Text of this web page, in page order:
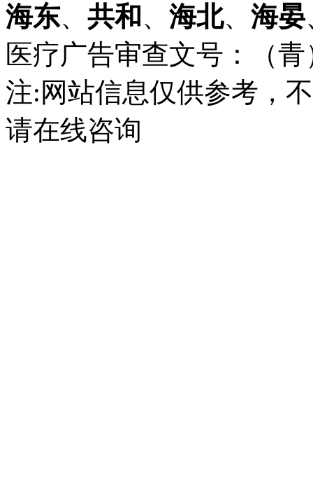
海东、 共和 、 海北、 海晏
医疗广告审查文号：（
注:网站信息仅供参考，
请在线咨询